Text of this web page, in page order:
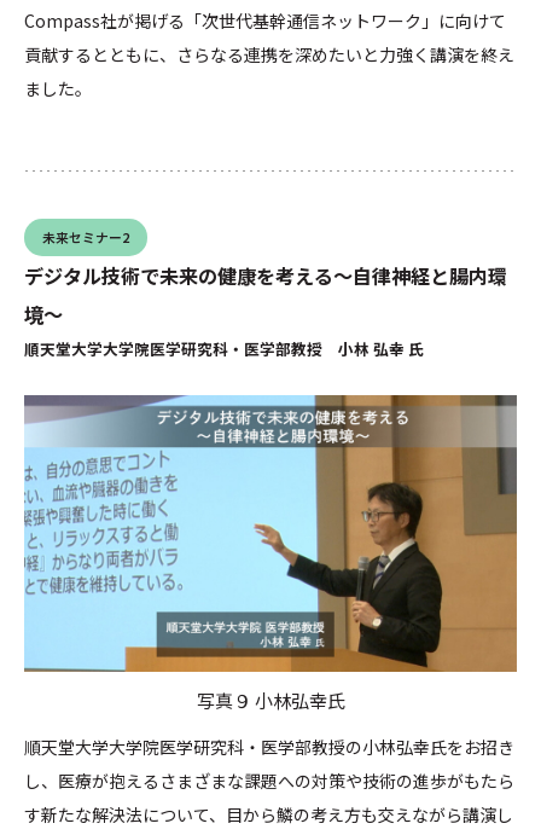
Compass社が掲げる「次世代基幹通信ネットワーク」に向けて
貢献するとともに、さらなる連携を深めたいと力強く講演を終え
ました。
未来セミナー2
デジタル技術で未来の健康を考える～自律神経と腸内環
境～
順天堂大学大学院医学研究科・医学部教授 小林 弘幸 氏
写真９ 小林弘幸氏
順天堂大学大学院医学研究科・医学部教授の小林弘幸氏をお招き
し、医療が抱えるさまざまな課題への対策や技術の進歩がもたら
す新たな解決法について、目から鱗の考え方も交えながら講演し